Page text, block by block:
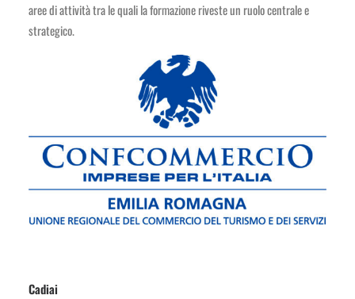
aree di attività tra le quali la formazione riveste un ruolo centrale e
strategico.
Cadiai